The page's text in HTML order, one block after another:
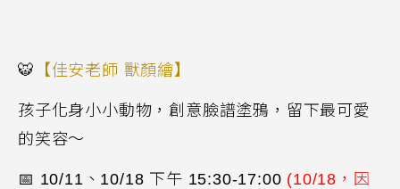
🐯 【佳安老師 獸顏繪】
孩子化身小小動物，創意臉譜塗鴉，留下最可愛
的笑容～
📅 10/11 、 10/18 下午 15:30-17:00 (10/18 ，因